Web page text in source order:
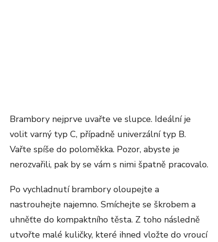
Brambory nejprve uvařte ve slupce. Ideální je
volit varný typ C, případně univerzální typ B.
Vařte spíše do poloměkka. Pozor, abyste je
nerozvařili, pak by se vám s nimi špatně pracovalo.
Po vychladnutí brambory oloupejte a
nastrouhejte najemno. Smíchejte se škrobem a
uhněťte do kompaktního těsta. Z toho následně
utvořte malé kuličky, které ihned vložte do vroucí